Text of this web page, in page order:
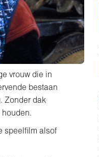
vrouw die in
bestaan
Zonder dak
houden.
speelfilm alsof